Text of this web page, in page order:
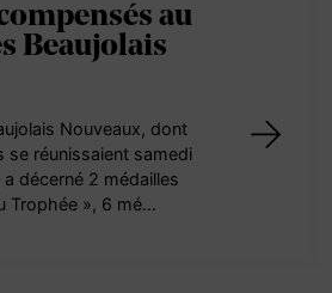
au
Beaujolais
Nouveaux, dont
se réunissaient samedi
décerné 2 médailles
Trophée », 6 mé…